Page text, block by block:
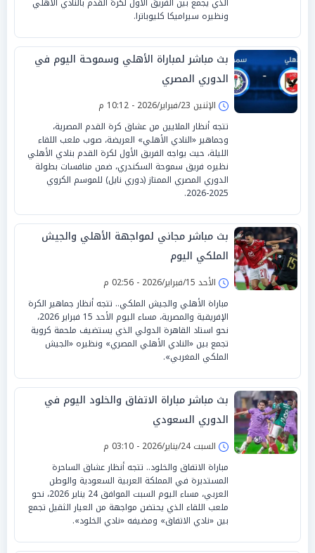
ونظيره سيراميكا كليوباترا.
بث مباشر لمباراة الأهلي وسموحة اليوم في
الدوري المصري
الإثنين 23/فبراير/2026 - 10:12 م
تتجه أنظار الملايين من عشاق كرة القدم المصرية،
وجماهير «النادي الأهلي» العريضة، صوب ملعب اللقاء
الليلة، حيث يواجه الفريق الأول لكرة القدم بنادي الأهلي
نظيره فريق سموحة السكندري، ضمن منافسات بطولة
الدوري المصري الممتاز (دوري نايل) للموسم الكروي
2025-2026.
بث مباشر مجاني لمواجهة الأهلي والجيش
الملكي اليوم
الأحد 15/فبراير/2026 - 02:56 م
مباراة الأهلي والجيش الملكي.. تتجه أنظار جماهير الكرة
الإفريقية والمصرية، مساء اليوم الأحد 15 فبراير 2026،
نحو استاد القاهرة الدولي الذي يستضيف ملحمة كروية
تجمع بين «النادي الأهلي المصري» ونظيره «الجيش
الملكي المغربي».
بث مباشر مباراة الاتفاق والخلود اليوم في
الدوري السعودي
السبت 24/يناير/2026 - 03:10 م
مباراة الاتفاق والخلود.. تتجه أنظار عشاق الساحرة
المستديرة في المملكة العربية السعودية والوطن
العربي، مساء اليوم السبت الموافق 24 يناير 2026، نحو
ملعب اللقاء الذي يحتضن مواجهة من العيار الثقيل تجمع
بين «نادي الاتفاق» ومضيفه «نادي الخلود».